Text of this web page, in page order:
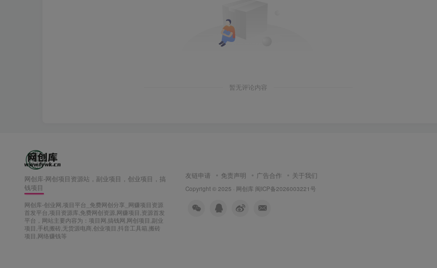
暂无评论内容
网创库-网创项目资源站，副业项目，创业项目，搞
钱项目
网创库-创业网,项目平台_免费网创分享_网赚项目资源
首发平台,项目资源库,免费网创资源,网赚项目,资源首发
平台，网站主要内容为：项目网,搞钱网,网创项目,副业
项目,手机搬砖,无货源电商,创业项目,抖音工具箱,搬砖
项目,网络赚钱等
友链申请 免责声明 广告合作 关于我们
Copyright © 2025 · 网创库 闽ICP备2026003221号